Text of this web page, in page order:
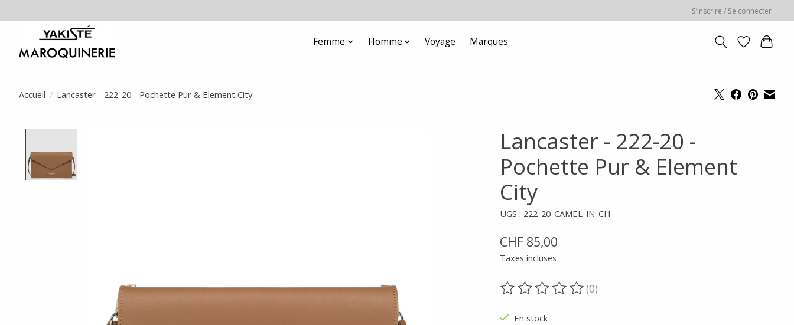
S’inscrire / Se connecter
Femme Homme Voyage Marques
Accueil / Lancaster - 222-20 - Pochette Pur & Element City
Lancaster - 222-20 -
Pochette Pur & Element
City
UGS : 222-20-CAMEL_IN_CH
CHF 85,00
Taxes incluses
Ce produit est évalué à
(0)
En stock